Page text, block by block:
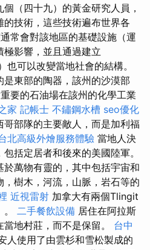
（四十九）的黃金研究人員，
技術，這些技術遍布世界各
常會對該地區的基礎設施（運
影響，並且通過建立
可以改變當地社會的結構。
東部的陶器，該州的沙漠部
要的石油場在該州的化學工業
家 記帳士 不鏽鋼水槽 seo優化
部隊的主要敵人，而是加利福
北高級外燴服務體驗 當地人決
括定居者和後來的美國陸軍。
萬物有靈的，其中包括宇宙和
樹木，河流，山脈，岩石等的
近視雷射 加拿大有兩個Tlingit
二手餐飲設備 居住在阿拉斯
地村莊，而不是保留。 台中
人使用了由雲杉和雪松製成的